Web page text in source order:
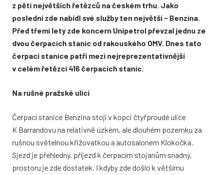
z pěti největších řetězců na českém trhu. Jako
poslední zde nabídl své služby ten největší - Benzina.
Před třemi lety zde koncern Unipetrol převzal jednu ze
dvou čerpacích stanic od rakouského OMV. Dnes tato
čerpací stanice patří mezi nejreprezentativnější
v celém řetězci 416 čerpacích stanic.
Na rušné pražské ulici
Čerpací stanice Benzina stojí v kopci čtyřproudé ulice
K Barrandovu na relativně úzkém, ale dlouhém pozemku za
rušnou světelnou křižovatkou a autosalonem Klokočka.
Sjezd je přehledný, příjezd k čerpacím stojanům snadný,
prostoru je zde dostatek. I kdyby zde došlo k většímu